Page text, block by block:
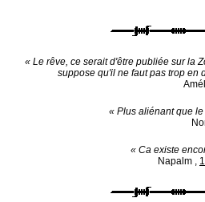
« Le rêve, ce serait d'être publiée sur la
suppose qu'il ne faut pas trop en
« Plus aliénant que
« Ca existe
Napalm ,